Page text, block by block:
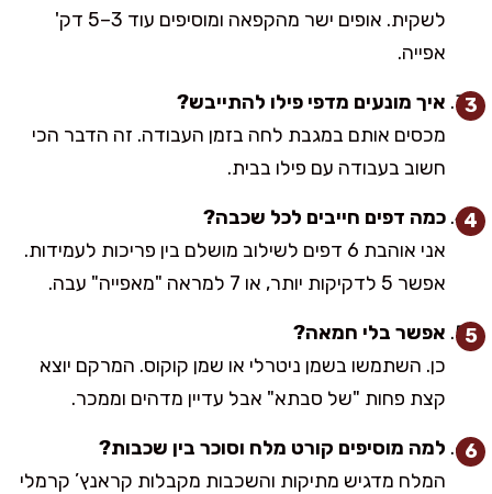
לשקית. אופים ישר מהקפאה ומוסיפים עוד 3–5 דק'
אפייה.
איך מונעים מדפי פילו להתייבש?
מכסים אותם במגבת לחה בזמן העבודה. זה הדבר הכי
חשוב בעבודה עם פילו בבית.
כמה דפים חייבים לכל שכבה?
אני אוהבת 6 דפים לשילוב מושלם בין פריכות לעמידות.
אפשר 5 לדקיקות יותר, או 7 למראה "מאפייה" עבה.
אפשר בלי חמאה?
כן. השתמשו בשמן ניטרלי או שמן קוקוס. המרקם יוצא
קצת פחות "של סבתא" אבל עדיין מדהים וממכר.
למה מוסיפים קורט מלח וסוכר בין שכבות?
המלח מדגיש מתיקות והשכבות מקבלות קראנץ’ קרמלי